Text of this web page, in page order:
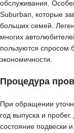
обслуживания.
Suburban, которые
больших семей.
многих
пользуются спросом
экономичности.
Процедура
При обращении
год выпуска и
состояние подвески